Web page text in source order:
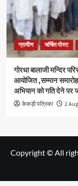
ग्रामीण चर्चित पोस्ट
गोरधा बालाजी मन्दिर
आयोजित ,सम्मान
अभियान को गति देने पर
केकड़ी पत्रिका 2
Copyright © All